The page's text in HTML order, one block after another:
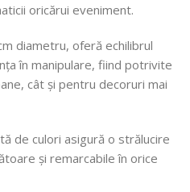
oricărui eveniment.
diametru, oferă echilibrul
în manipulare, fiind potrivite
cât și pentru decoruri mai
de culori asigură o strălucire
și remarcabile în orice